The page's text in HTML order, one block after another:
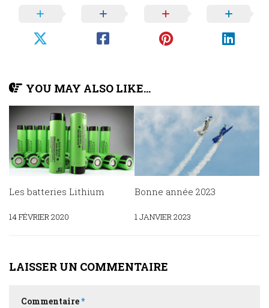
YOU MAY ALSO LIKE...
Les batteries Lithium
14 FÉVRIER 2020
Bonne année 2023
1 JANVIER 2023
LAISSER UN COMMENTAIRE
Commentaire*